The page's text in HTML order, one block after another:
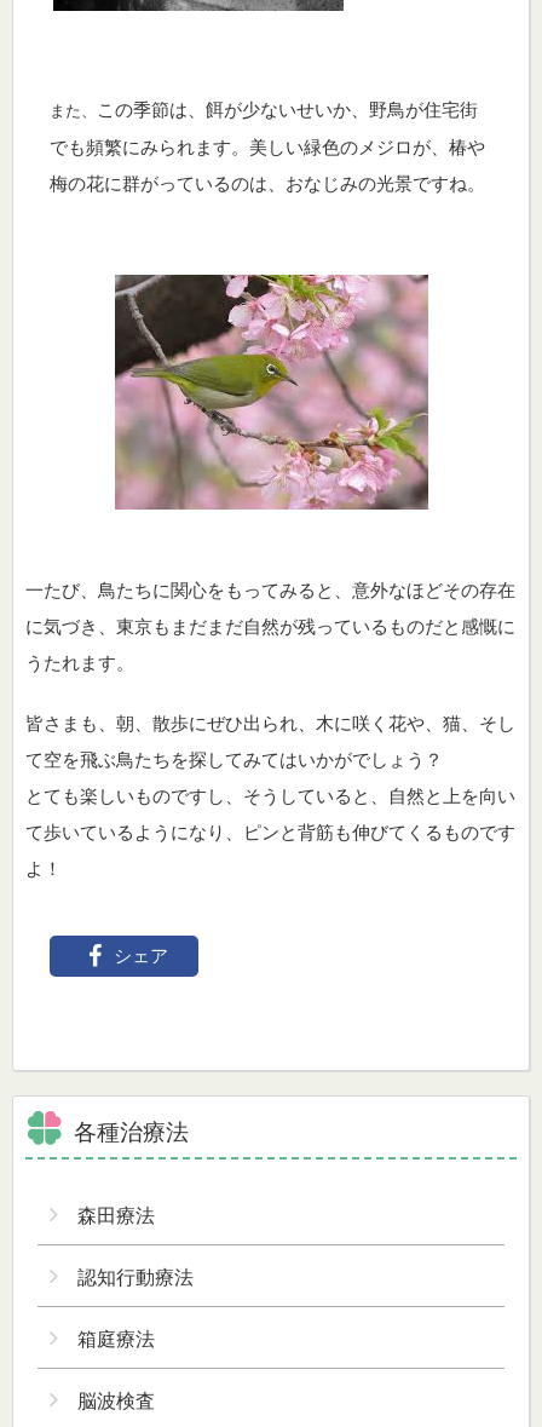
また、 この季節は、餌が少ないせいか、野鳥が住宅街
でも頻繁にみられます。美しい緑色のメジロが、 椿や
梅の花に群がっているのは、おなじみの光景ですね。
一たび、鳥たちに関心をもってみると、意外なほどその存在
に気づき、東京もまだまだ自然が残っているものだと感慨に
うたれます。
皆さまも、朝、散歩にぜひ出られ、木に咲く花や、猫、そし
て空を飛ぶ鳥たちを探してみてはいかがでしょう？
とても楽しいものですし、そうしていると、自然と上を向い
て歩いているようになり、ピンと背筋も伸びてくるものです
よ！
シェア
各種治療法
森田療法
認知行動療法
箱庭療法
脳波検査